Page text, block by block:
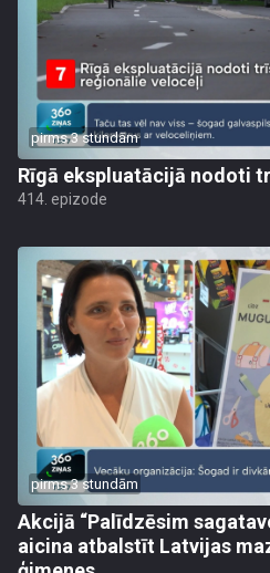
pirms 3 stundām
Rīgā ekspluatācijā nodoti
414. epizode
pirms 3 stundām
Akcijā “Palīdzēsim
aicina atbalstīt Latvijas